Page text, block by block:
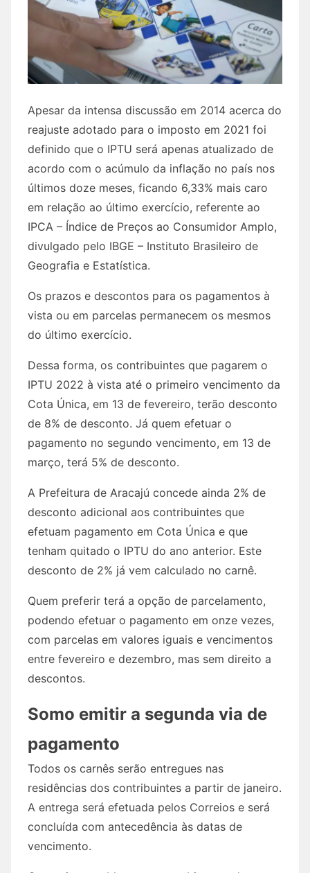
Apesar da intensa discussão em 2014 acerca do
reajuste adotado para o imposto em 2021 foi
definido que o IPTU será apenas atualizado de
acordo com o acúmulo da inflação no país nos
últimos doze meses, ficando 6,33% mais caro
em relação ao último exercício, referente ao
IPCA – Índice de Preços ao Consumidor Amplo,
divulgado pelo IBGE – Instituto Brasileiro de
Geografia e Estatística.
Os prazos e descontos para os pagamentos à
vista ou em parcelas permanecem os mesmos
do último exercício.
Dessa forma, os contribuintes que pagarem o
IPTU 2022 à vista até o primeiro vencimento da
Cota Única, em 13 de fevereiro, terão desconto
de 8% de desconto. Já quem efetuar o
pagamento no segundo vencimento, em 13 de
março, terá 5% de desconto.
A Prefeitura de Aracajú concede ainda 2% de
desconto adicional aos contribuintes que
efetuam pagamento em Cota Única e que
tenham quitado o IPTU do ano anterior. Este
desconto de 2% já vem calculado no carnê.
Quem preferir terá a opção de parcelamento,
podendo efetuar o pagamento em onze vezes,
com parcelas em valores iguais e vencimentos
entre fevereiro e dezembro, mas sem direito a
descontos.
Somo emitir a segunda via de
pagamento
Todos os carnês serão entregues nas
residências dos contribuintes a partir de janeiro.
A entrega será efetuada pelos Correios e será
concluída com antecedência às datas de
vencimento.